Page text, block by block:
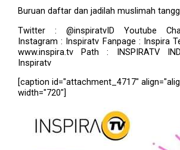
Buruan daftar dan jadilah muslimah
Twitter : @inspiratvID
Youtube
Instagram : Inspiratv Fanpage : Inspira
www.inspira.tv
Path : INSPIRATV
Inspiratv
[caption id="attachment_4717"
width="720"]